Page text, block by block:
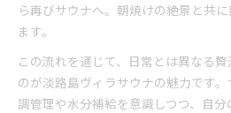
ら再びサウナへ。朝焼けの絶景と共
ます。
この流れを通じて、日常とは異なる
のが淡路島ヴィラサウナの魅力です
調管理や水分補給を意識しつつ、自